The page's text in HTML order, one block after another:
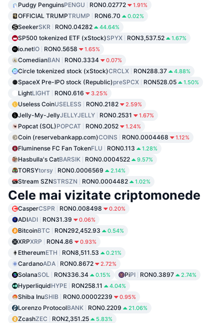
Pudgy PenguinsPENGU RON0.02772 1.91%
OFFICIAL TRUMPTRUMP RON6.70 0.02%
SeekerSKR RON0.04282 44.64%
SP500 tokenized ETF (xStock)SPYX RON3,537.52 1.67%
io.netIO RON0.5658 1.65%
ComedianBAN RON0.3334 0.07%
Circle tokenized stock (xStock)CRCLX RON288.37 4.88%
SpaceX Pre-IPO stock (Republic)preSPCX RON528.05 1.50%
LightLIGHT RON0.616 3.25%
Useless CoinUSELESS RON0.2182 2.59%
Jelly-My-JellyJELLYJELLY RON0.2531 1.67%
Popcat (SOL)POPCAT RON0.2052 1.24%
Coin (reservebankapp.com)COINS RON0.0004468 1.12%
Fluminense FC Fan TokenFLU RON0.113 1.28%
Hasbulla's CatBARSIK RON0.0004522 9.57%
TORSYtorsy RON0.0006569 2.14%
Stream SZNSTRSZN RON0.0004482 1.02%
Cele mai vizitate criptomonede
CasperCSPR RON0.008498 0.20%
ADIADI RON31.39 0.06%
BitcoinBTC RON292,452.93 0.54%
XRPXRP RON4.86 0.93%
EthereumETH RON8,511.53 0.21%
CardanoADA RON0.8672 2.72%
SolanaSOL RON336.34 0.15% PiPI RON0.3897 2.74%
HyperliquidHYPE RON258.11 4.04%
Shiba InuSHIB RON0.00002239 0.95%
Lorenzo ProtocolBANK RON0.2209 21.06%
ZcashZEC RON2,351.25 5.83%